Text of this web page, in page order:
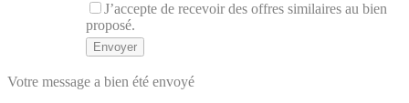
J’accepte de recevoir des offres similaires au bien
proposé.
Votre message a bien été envoyé